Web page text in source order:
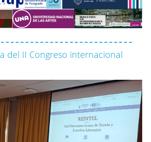
del II Congreso internacional